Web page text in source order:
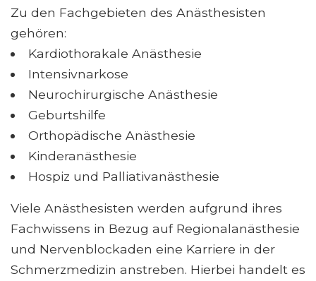
Zu den Fachgebieten des Anästhesisten
gehören:
Kardiothorakale Anästhesie
Intensivnarkose
Neurochirurgische Anästhesie
Geburtshilfe
Orthopädische Anästhesie
Kinderanästhesie
Hospiz und Palliativanästhesie
Viele Anästhesisten werden aufgrund ihres
Fachwissens in Bezug auf Regionalanästhesie
und Nervenblockaden eine Karriere in der
Schmerzmedizin anstreben. Hierbei handelt es